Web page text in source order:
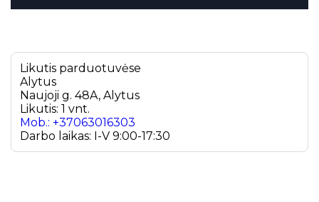
Likutis parduotuvėse
Alytus
Naujoji g. 48A, Alytus
Likutis: 1 vnt.
Mob.: +37063016303
Darbo laikas: I-V 9:00-17:30